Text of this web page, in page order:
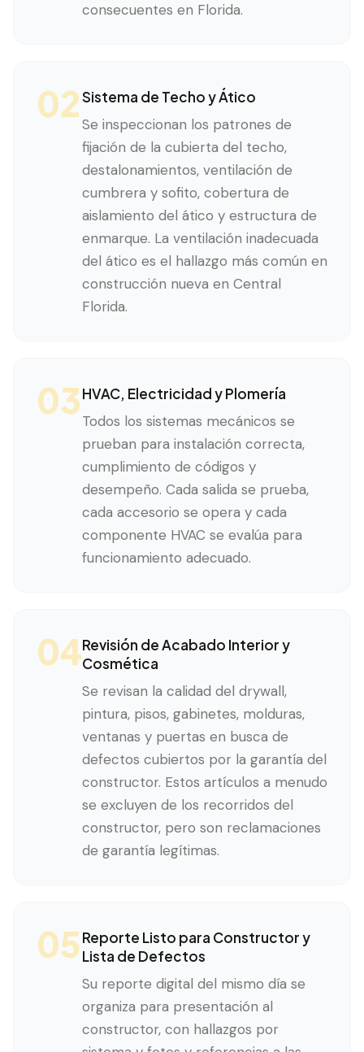
consecuentes en Florida.
02Sistema de Techo y Ático
Se inspeccionan los patrones de
fijación de la cubierta del techo,
destalonamientos, ventilación de
cumbrera y sofito, cobertura de
aislamiento del ático y estructura de
enmarque. La ventilación inadecuada
del ático es el hallazgo más común en
construcción nueva en Central
Florida.
03HVAC, Electricidad y Plomería
Todos los sistemas mecánicos se
prueban para instalación correcta,
cumplimiento de códigos y
desempeño. Cada salida se prueba,
cada accesorio se opera y cada
componente HVAC se evalúa para
funcionamiento adecuado.
04Revisión de Acabado Interior y
Cosmética
Se revisan la calidad del drywall,
pintura, pisos, gabinetes, molduras,
ventanas y puertas en busca de
defectos cubiertos por la garantía del
constructor. Estos artículos a menudo
se excluyen de los recorridos del
constructor, pero son reclamaciones
de garantía legítimas.
05Reporte Listo para Constructor y
Lista de Defectos
Su reporte digital del mismo día se
organiza para presentación al
constructor, con hallazgos por